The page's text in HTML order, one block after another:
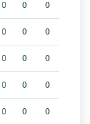
0 0 0
0 0 0
0 0 0
0 0 0
0 0 0